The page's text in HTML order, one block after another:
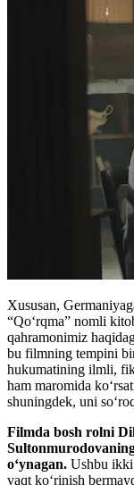
Xususan,
“Qoʻrqma” nomli
qahramonimiz
bu filmning tempini
hukumatining ilmli,
ham maromida
shuningdek, uni
Filmda bosh rolni
oʻynagan. Ushbu ikki
vaqt koʻrinish